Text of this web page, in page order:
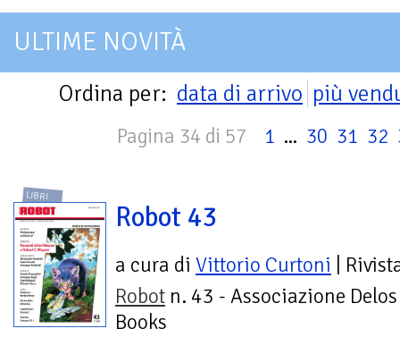
ULTIME NOVITÀ
Ordina per: data di arrivo più
Pagina 34 di 57 1 ... 30 31 32
LIBRI
Robot 43
a cura di Vittorio Curtoni |
Robot n. 43 - Associazione Delos
Books